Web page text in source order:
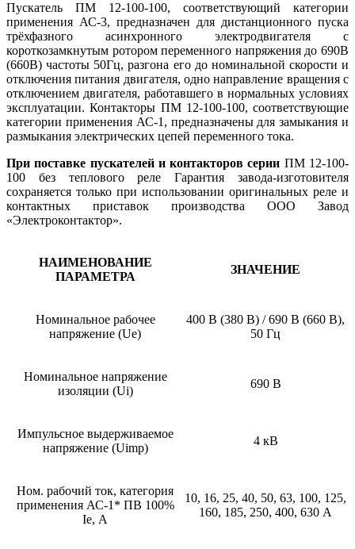
Пускатель ПМ 12-100-100, соответствующий категории
применения АС-3, предназначен для дистанционного пуска
трёхфазного асинхронного электродвигателя с
короткозамкнутым ротором переменного напряжения до 690В
(660В) частоты 50Гц, разгона его до номинальной скорости и
отключения питания двигателя, одно направление вращения с
отключением двигателя, работавшего в нормальных условиях
эксплуатации. Контакторы ПМ 12-100-100, соответствующие
категории применения АС-1, предназначены для замыкания и
размыкания электрических цепей переменного тока.
При поставке пускателей и контакторов серии ПМ 12-100-
100 без теплового реле Гарантия завода-изготовителя
сохраняется только при использовании оригинальных реле и
контактных приставок производства ООО Завод
«Электроконтактор».
НАИМЕНОВАНИЕ
ПАРАМЕТРА
ЗНАЧЕНИЕ
Номинальное рабочее
напряжение (Ue)
400 В (380 В) / 690 В (660 В),
50 Гц
Номинальное напряжение
изоляции (Ui)
690 В
Импульсное выдерживаемое
напряжение (Uimp)
4 кВ
Ном. рабочий ток, категория
применения АС-1* ПВ 100%
Ie, А
10, 16, 25, 40, 50, 63, 100, 125,
160, 185, 250, 400, 630 А